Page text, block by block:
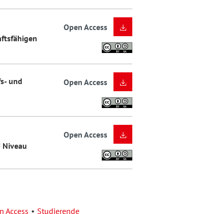
Open Access
und
Open Access
Open Access
Access Studierende